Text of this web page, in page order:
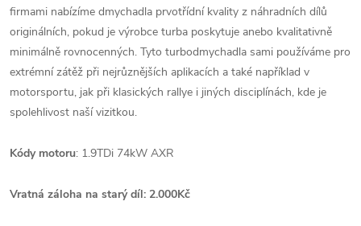
firmami nabízíme dmychadla prvotřídní kvality z náhradních dílů
originálních, pokud je výrobce turba poskytuje anebo kvalitativně
minimálně rovnocenných. Tyto turbodmychadla sami používáme pro
extrémní zátěž při nejrůznějších aplikacích a také například v
motorsportu, jak při klasických rallye i jiných disciplínách, kde je
spolehlivost naší vizitkou.
Kódy motoru: 1.9TDi 74kW AXR
Vratná záloha na starý díl: 2.000Kč